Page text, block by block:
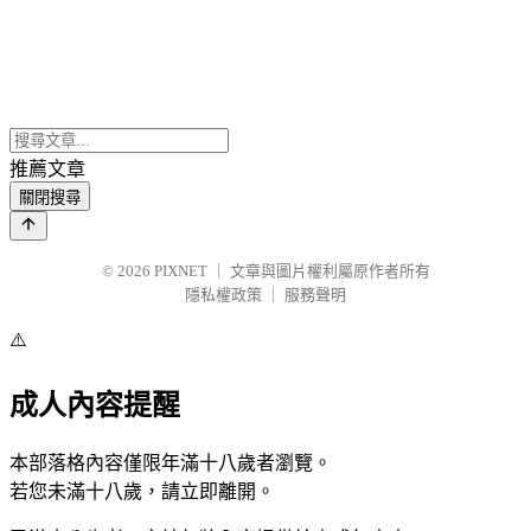
推薦文章
關閉搜尋
© 2026 PIXNET
文章與圖片權利屬原作者所有
隱私權政策
服務聲明
⚠️
成人內容提醒
本部落格內容僅限年滿十八歲者瀏覽。
若您未滿十八歲，請立即離開。